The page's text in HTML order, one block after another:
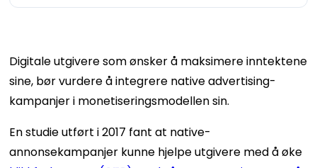
Digitale utgivere som ønsker å maksimere inntektene
sine, bør vurdere å integrere native advertising-
kampanjer i monetiseringsmodellen sin.
En studie utført i 2017 fant at native-
annonsekampanjer kunne hjelpe utgivere med å øke